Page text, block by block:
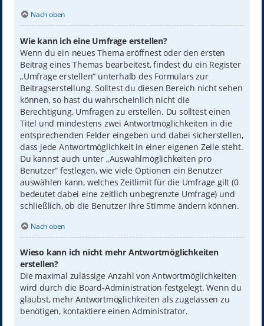
Nach oben
Wie kann ich eine Umfrage erstellen?
Wenn du ein neues Thema eröffnest oder den ersten
Beitrag eines Themas bearbeitest, findest du ein Register
„Umfrage erstellen“ unterhalb des Formulars zur
Beitragserstellung. Solltest du diesen Bereich nicht sehen
können, so hast du wahrscheinlich nicht die
Berechtigung, Umfragen zu erstellen. Du solltest einen
Titel und mindestens zwei Antwortmöglichkeiten in die
entsprechenden Felder eingeben und dabei sicherstellen,
dass jede Antwortmöglichkeit in einer eigenen Zeile steht.
Du kannst auch unter „Auswahlmöglichkeiten pro
Benutzer“ festlegen, wie viele Optionen ein Benutzer
auswählen kann, welches Zeitlimit für die Umfrage gilt (0
bedeutet dabei eine zeitlich unbegrenzte Umfrage) und
schließlich, ob die Benutzer ihre Stimme ändern können.
Nach oben
Wieso kann ich nicht mehr Antwortmöglichkeiten
erstellen?
Die maximal zulässige Anzahl von Antwortmöglichkeiten
wird durch die Board-Administration festgelegt. Wenn du
glaubst, mehr Antwortmöglichkeiten als zugelassen zu
benötigen, kontaktiere einen Administrator.